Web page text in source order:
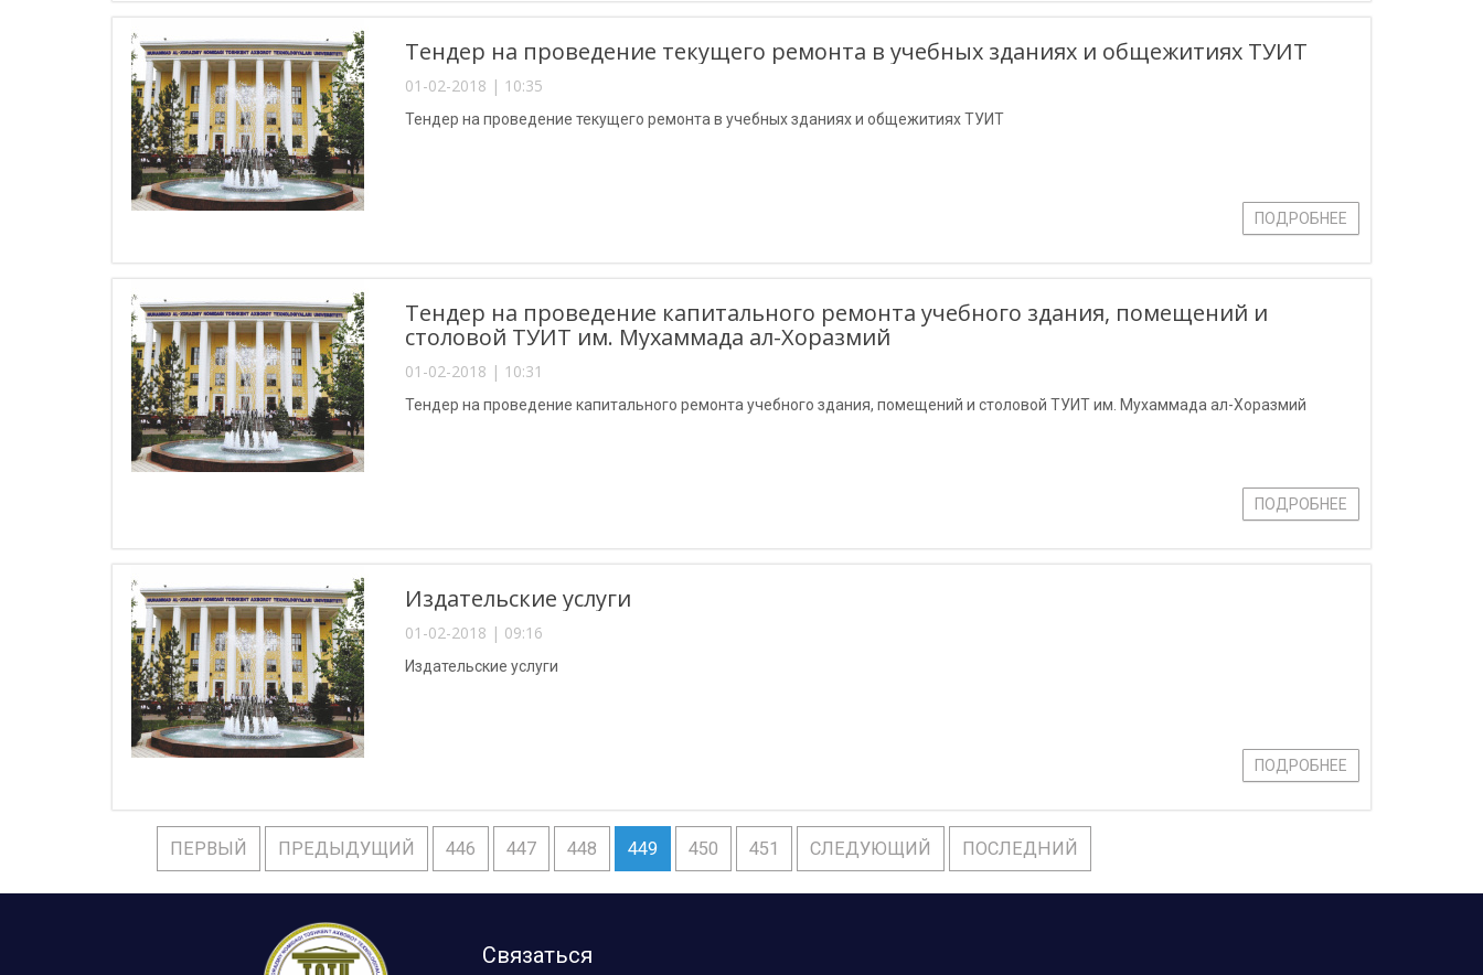
Тендер на проведение текущего ремонта в учебных зданиях и общежитиях ТУИТ
01-02-2018 | 10:35
Тендер на проведение текущего ремонта в учебных зданиях и общежитиях ТУИТ
ПОДРОБНЕЕ
Тендер на проведение капитального ремонта учебного здания, помещений и
столовой ТУИТ им. Мухаммада ал-Хоразмий
01-02-2018 | 10:31
Тендер на проведение капитального ремонта учебного здания, помещений и столовой ТУИТ им. Мухаммада ал-Хоразмий
ПОДРОБНЕЕ
Издательские услуги
01-02-2018 | 09:16
Издательские услуги
ПОДРОБНЕЕ
ПЕРВЫЙ ПРЕДЫДУЩИЙ 446 447 448 449 450 451 СЛЕДУЮЩИЙ ПОСЛЕДНИЙ
Связаться